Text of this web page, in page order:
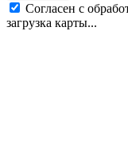
Согласен с
загрузка карты...